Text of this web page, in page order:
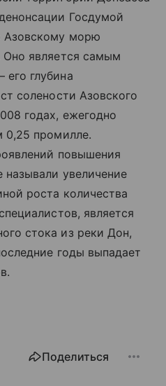
Госдумой
Азовскому морю
Оно является самым
глубина
солености Азовского
годах, ежегодно
0,25 промилле.
повышения
называли увеличение
роста количества
является
стока из реки Дон,
годы выпадает
Поделиться